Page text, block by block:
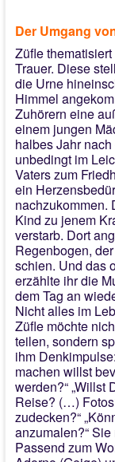
Der Umgang
Züfle
Trauer. Diese
die Urne
Himmel
Zuhörern eine
einem jungen
halbes Jahr
unbedingt im
Vaters zum
ein
nachzukommen.
Kind zu jenem
verstarb. Dort
Regenbogen,
schien. Und das
erzählte ihr die
dem Tag an
Nicht alles im
Züfle möchte
teilen, sondern
ihm
machen willst
werden?“ „Willst
Reise? (…)
zudecken?“
anzumalen?“ Sie
Passend zum